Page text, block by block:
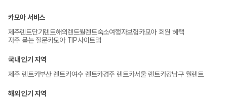
카모아 서비스
제주렌트단기렌트해외렌트월렌트숙소여행자보험카모아 회원 혜택
자주 묻는 질문카모아 TIP사이트맵
국내 인기 지역
제주 렌트카부산 렌트카여수 렌트카경주 렌트카서울 렌트카강남구 월렌트
해외 인기 지역